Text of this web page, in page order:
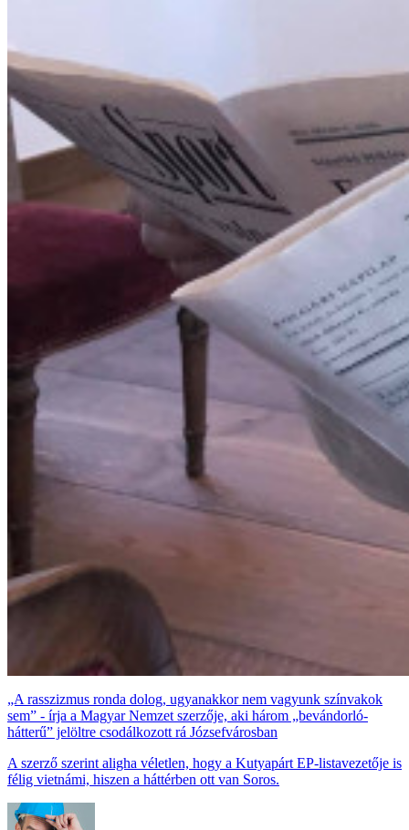
„A rasszizmus ronda dolog, ugyanakkor nem vagyunk színvakok
sem” - írja a Magyar Nemzet szerzője, aki három „bevándorló-
hátterű” jelöltre csodálkozott rá Józsefvárosban
A szerző szerint aligha véletlen, hogy a Kutyapárt EP-listavezetője is
félig vietnámi, hiszen a háttérben ott van Soros.